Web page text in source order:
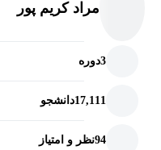
مراد کریم پور
3دوره
17,111دانشجو
94نظر و امتیاز